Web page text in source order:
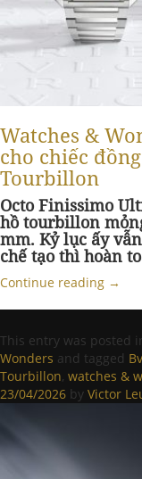
Watches &
cho chiếc
Tourbillon
Octo Finissimo
hồ tourbillon
mm. Kỷ lục ấy
chế tạo thì hoàn
Continue reading →
This entry was posted
Wonders and tagged
Tourbillon, watches &
23/04/2026 by Victor